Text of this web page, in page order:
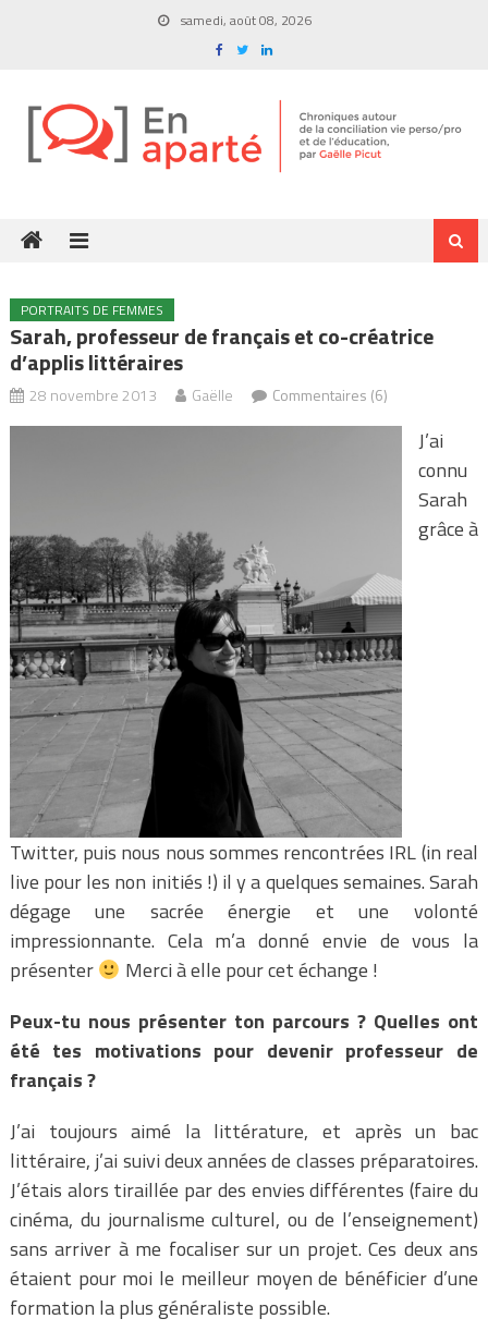
samedi, août 08, 2026
PORTRAITS DE FEMMES
Sarah, professeur de français et co-créatrice
d’applis littéraires
28 novembre 2013 Gaëlle Commentaires (6)
J’ai
connu
Sarah
grâce à
Twitter, puis nous nous sommes rencontrées IRL (in real
live pour les non initiés !) il y a quelques semaines. Sarah
dégage une sacrée énergie et une volonté
impressionnante. Cela m’a donné envie de vous la
présenter
Merci à elle pour cet échange !
Peux-tu nous présenter ton parcours ? Quelles ont
été tes motivations pour devenir professeur de
français ?
J’ai toujours aimé la littérature, et après un bac
littéraire, j’ai suivi deux années de classes préparatoires.
J’étais alors tiraillée par des envies différentes (faire du
cinéma, du journalisme culturel, ou de l’enseignement)
sans arriver à me focaliser sur un projet. Ces deux ans
étaient pour moi le meilleur moyen de bénéficier d’une
formation la plus généraliste possible.